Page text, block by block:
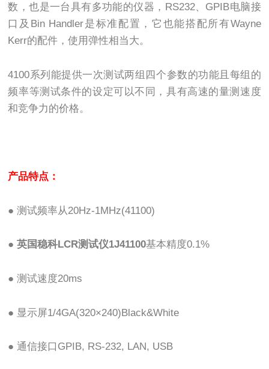
数，也是一台具有多功能的仪器，RS232、GPIB电脑接
口及Bin Handler是标准配置，它也能搭配所有Wayne
Kerr的配件，使用弹性相当大。
4100系列能提供一次测试两组四个参数的功能且每组的
频率等测试条件的设定可以不同，具有高速的量测速度
和竞争力的价格。
产品特点：
● 测试频率从20Hz-1MHz(41100)
●英国稳科LCR测试仪1J41100基本精度0.1%
● 测试速度20ms
● 显示屏1/4GA(320×240)Black&White
● 通信接口GPIB, RS-232, LAN, USB